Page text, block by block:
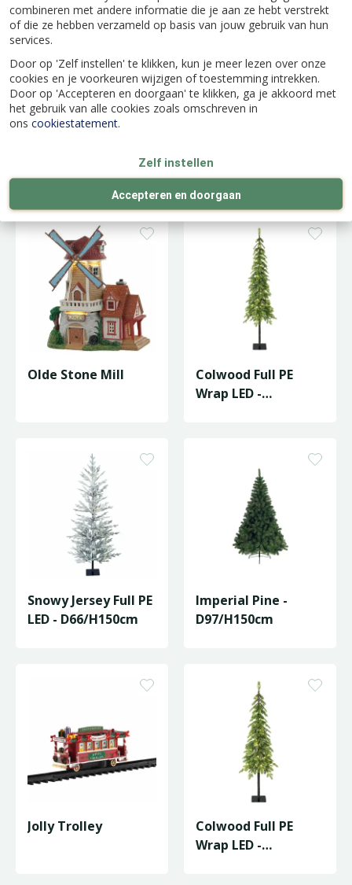
combineren met andere informatie die je aan ze hebt verstrekt
of die ze hebben verzameld op basis van jouw gebruik van hun
services.
Door op 'Zelf instellen' te klikken, kun je meer lezen over onze
cookies en je voorkeuren wijzigen of toestemming intrekken.
Door op 'Accepteren en doorgaan' te klikken, ga je akkoord met
het gebruik van alle cookies zoals omschreven in
ons cookiestatement.
Zelf instellen
Accepteren en doorgaan
Toy Making School Thicket Falls Cabin
Olde Stone Mill
Colwood Full PE
Wrap LED -
Snowy Jersey Full PE
LED - D66/H150cm
Imperial Pine -
D97/H150cm
Jolly Trolley
Colwood Full PE
Wrap LED -